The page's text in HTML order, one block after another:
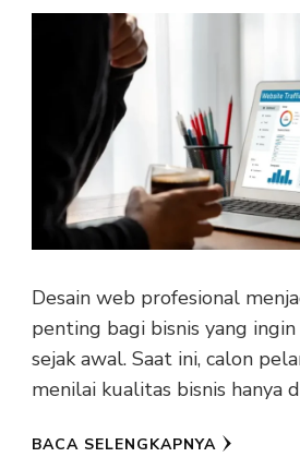
Desain web profesional
penting bagi bisnis yang
sejak awal. Saat ini, calon
menilai kualitas bisnis hanya
BACA SELENGKAPNYA